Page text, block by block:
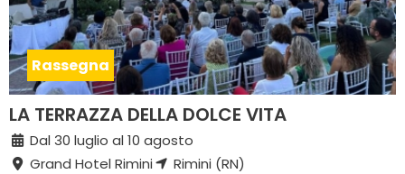
Rassegna
LA TERRAZZA DELLA DOLCE VITA
Dal 30 luglio al 10 agosto
Grand Hotel Rimini
Rimini (RN)